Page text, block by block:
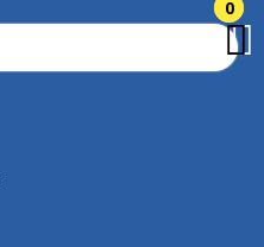
0
0